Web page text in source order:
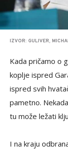
IZVOR: GULIVER,
Kada pričamo o
koplje ispred
ispred svih
pametno.
tu može ležati
I na kraju